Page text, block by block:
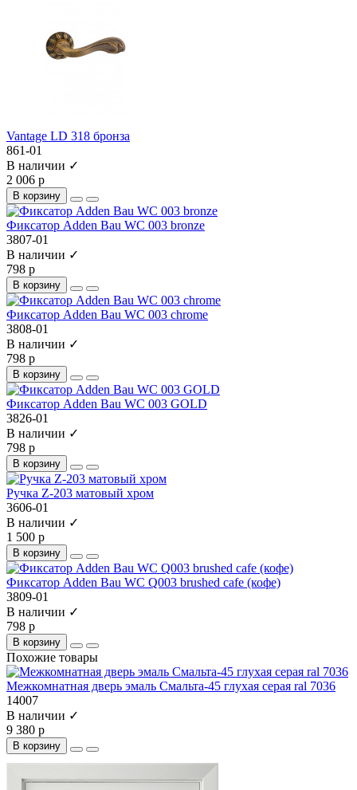
Vantage LD 318 бронза
861-01
В наличии ✓
2 006 р
В корзину
Фиксатор Adden Bau WC 003 bronze
3807-01
В наличии ✓
798 р
В корзину
Фиксатор Adden Bau WC 003 chrome
3808-01
В наличии ✓
798 р
В корзину
Фиксатор Adden Bau WC 003 GOLD
3826-01
В наличии ✓
798 р
В корзину
Ручка Z-203 матовый хром
3606-01
В наличии ✓
1 500 р
В корзину
Фиксатор Adden Bau WC Q003 brushed cafe (кофе)
3809-01
В наличии ✓
798 р
В корзину
Похожие товары
Межкомнатная дверь эмаль Смальта-45 глухая серая ral 7036
14007
В наличии ✓
9 380 р
В корзину